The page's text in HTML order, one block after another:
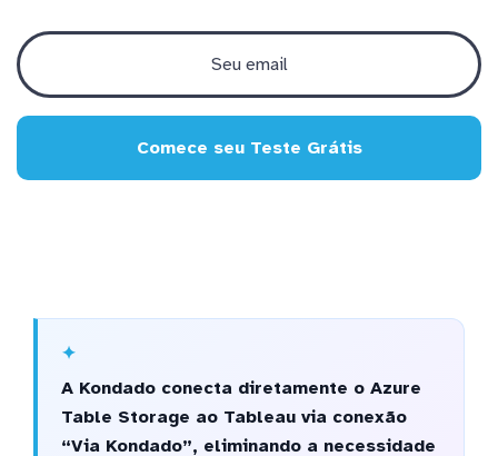
Comece seu Teste Grátis
A Kondado conecta diretamente o Azure
Table Storage ao Tableau via conexão
“Via Kondado”, eliminando a necessidade